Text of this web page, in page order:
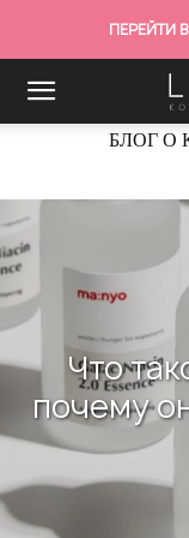
ПЕРЕЙТИ
БЛОГ О
Что
почему